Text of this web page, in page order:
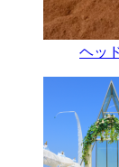
ヘッ